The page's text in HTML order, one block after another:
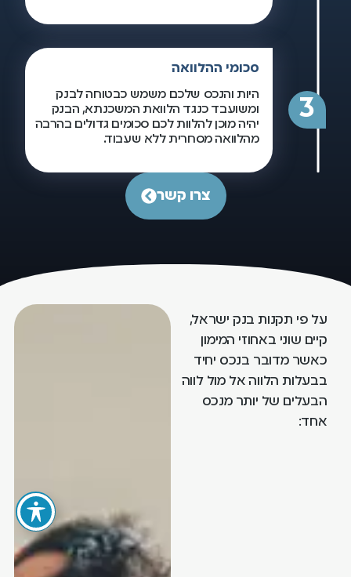
סכומי ההלוואה
היות והנכס שלכם משמש כבטוחה לבנק
ומשועבד כנגד הלוואת המשכנתא, הבנק
יהיה מוכן להלוות לכם סכומים גדולים בהרבה
מהלוואה מסחרית ללא שעבוד.
3
צרו קשר
על פי תקנות בנק ישראל,
קיים שוני באחוזי המימון
כאשר מדובר בנכס יחיד
בבעלות הלווה אל מול לווה
הבעלים של יותר מנכס
אחד: